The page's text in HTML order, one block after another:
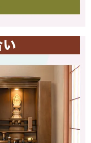
更可能
二段目を
めの仏像や
可能です。